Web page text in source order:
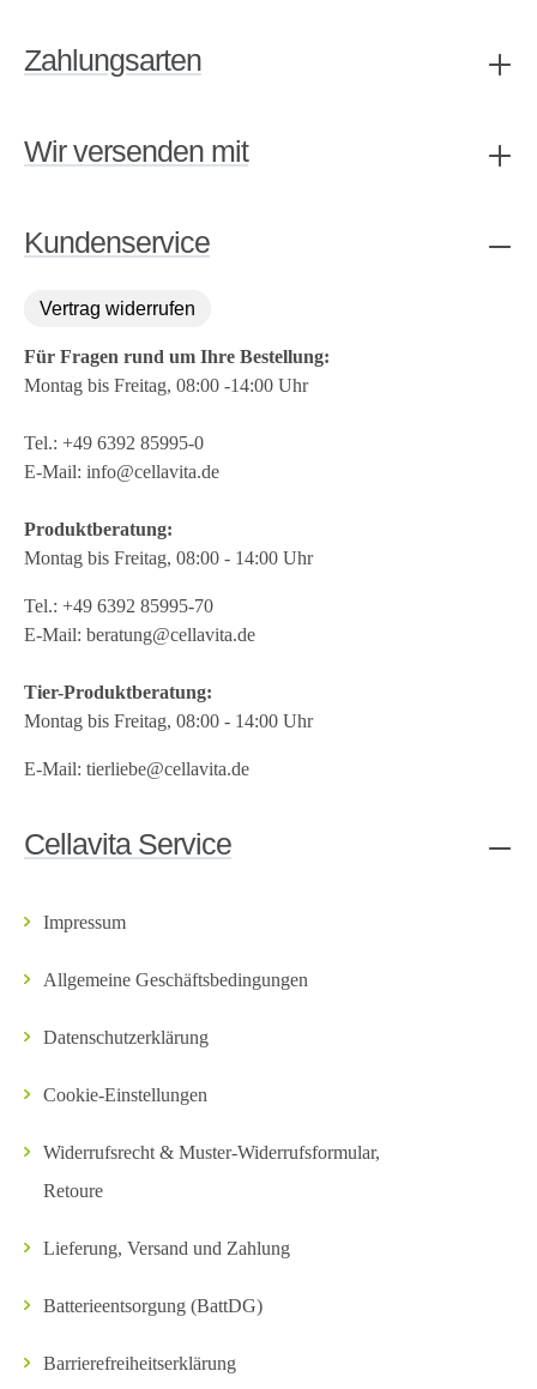
Zahlungsarten
Wir versenden mit
Kundenservice
Vertrag widerrufen
Für Fragen rund um Ihre Bestellung:
Montag bis Freitag, 08:00 -14:00 Uhr
Tel.: +49 6392 85995-0
E-Mail: info@cellavita.de
Produktberatung:
Montag bis Freitag, 08:00 - 14:00 Uhr
Tel.: +49 6392 85995-70
E-Mail: beratung@cellavita.de
Tier-Produktberatung:
Montag bis Freitag, 08:00 - 14:00 Uhr
E-Mail: tierliebe@cellavita.de
Cellavita Service
Impressum
Allgemeine Geschäftsbedingungen
Datenschutzerklärung
Cookie-Einstellungen
Widerrufsrecht & Muster-Widerrufsformular,
Retoure
Lieferung, Versand und Zahlung
Batterieentsorgung (BattDG)
Barrierefreiheitserklärung